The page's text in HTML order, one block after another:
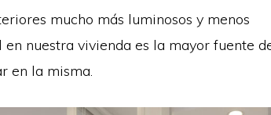
mucho más luminosos y menos
nuestra vivienda es la mayor fuente
en la misma.